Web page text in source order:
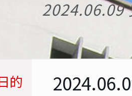
2024.06.09
的